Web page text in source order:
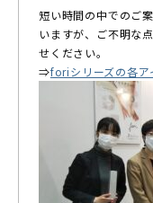
短い時間の中でのご
いますが、ご不明な
せください。
⇒foriシリーズの各ア